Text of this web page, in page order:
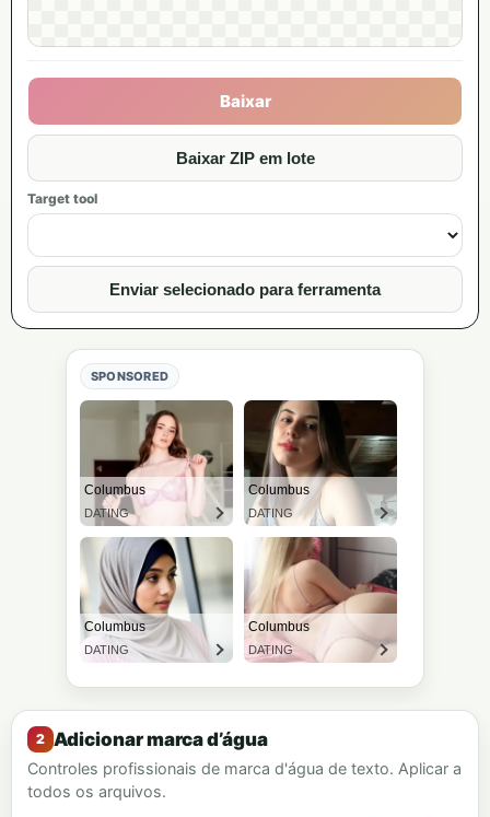
Baixar
Baixar ZIP em lote
Target tool
Enviar selecionado para ferramenta
SPONSORED
Adicionar marca d’água
Controles profissionais de marca d'água de texto. Aplicar a
todos os arquivos.